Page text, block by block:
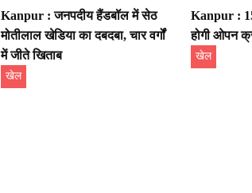
Kanpur : जनपदीय हैंडबॉल में सेठ
मोतीलाल खेडिया का दबदबा, चार वर्गों
में जीते खिताब
खेल
Kanpur :
होगी ओपन
खेल